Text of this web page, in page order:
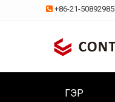
 +86-21-50892985
ГЭР